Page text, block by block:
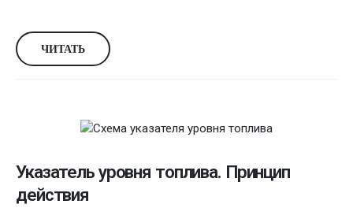
ЧИТАТЬ
Указатель уровня топлива. Принцип
действия